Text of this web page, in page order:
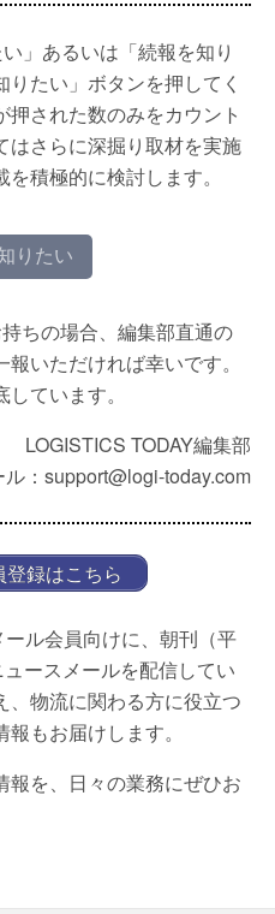
」あるいは「続報を知り
たい」ボタンを押してく
された数のみをカウント
はさらに深掘り取材を実施
積極的に検討します。
りたい
ちの場合、編集部直通の
いただければ幸いです。
ています。
LOGISTICS TODAY編集部
ル：support@logi-today.com
登録はこちら
ル会員向けに、朝刊（平
ースメールを配信してい
、物流に関わる方に役立つ
もお届けします。
報を、日々の業務にぜひお